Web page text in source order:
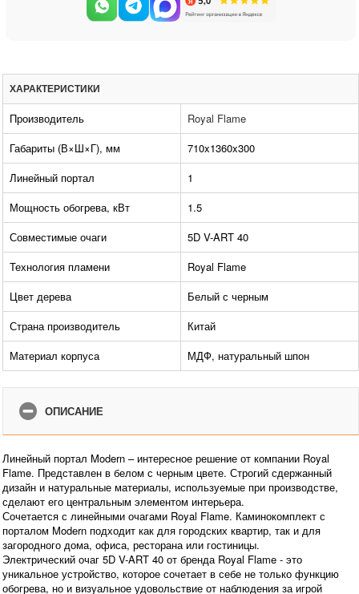
ХАРАКТЕРИСТИКИ
Производитель
Royal Flame
Габариты (В×Ш×Г), мм
710x1360x300
Линейный портал
1
Мощность обогрева, кВт
1.5
Совместимые очаги
5D V-ART 40
Технология пламени
Royal Flame
Цвет дерева
Белый с черным
Страна производитель
Китай
Материал корпуса
МДФ, натуральный шпон
ОПИСАНИЕ
Линейный портал Modern – интересное решение от компании Royal
Flame. Представлен в белом с черным цвете. Строгий сдержанный
дизайн и натуральные материалы, используемые при производстве,
сделают его центральным элементом интерьера.
Сочетается с линейными очагами Royal Flame. Каминокомплект с
порталом Modern подходит как для городских квартир, так и для
загородного дома, офиса, ресторана или гостиницы.
Электрический очаг 5D V-ART 40 от бренда Royal Flame - это
уникальное устройство, которое сочетает в себе не только функцию
обогрева, но и визуальное удовольствие от наблюдения за игрой